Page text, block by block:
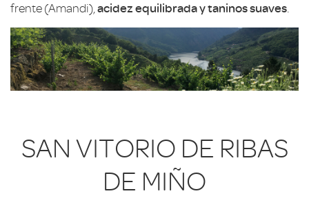
frente (Amandi), acidez equilibrada y taninos suaves
SAN VITORIO DE RIBAS
DE MIÑO